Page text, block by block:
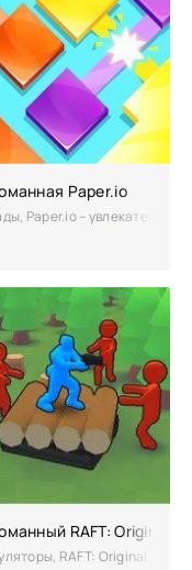
увлекательная игра, где
Paper.io
Paper.io –
легендарной пожарной
RAFT: Original
RAFT: Original